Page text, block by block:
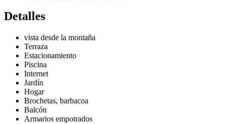
Detalles
vista desde la montaña
Terraza
Estacionamiento
Piscina
Internet
Jardín
Hogar
Brochetas, barbacoa
Balcón
Armarios empotrados